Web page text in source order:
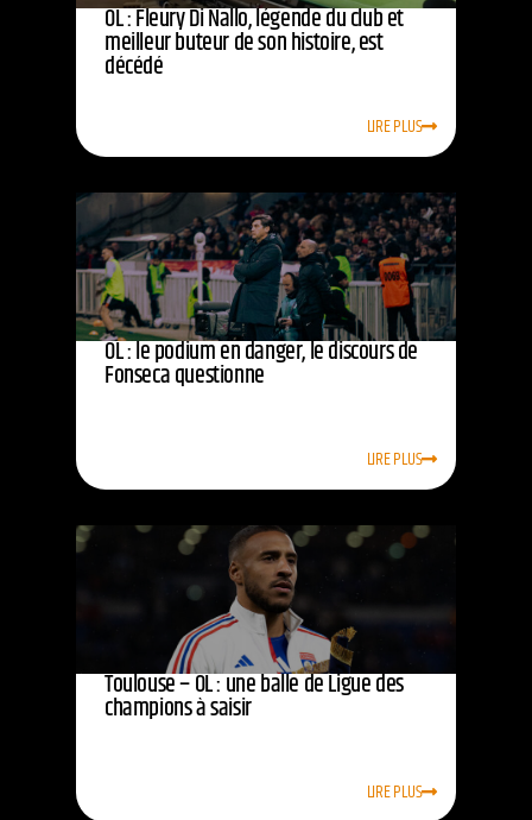
OL : Fleury Di Nallo, légende du club et
meilleur buteur de son histoire, est
décédé
LIRE PLUS
OL : le podium en danger, le discours de
Fonseca questionne
LIRE PLUS
Toulouse – OL : une balle de Ligue des
champions à saisir
LIRE PLUS